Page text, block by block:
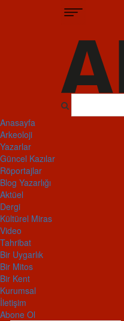
Anasayfa
Arkeoloji
Yazarlar
Güncel Kazılar
Röportajlar
Blog Yazarlığı
Aktüel
Dergi
Kültürel Miras
Video
Tahribat
Bir Uygarlık
Bir Mitos
Bir Kent
Kurumsal
İletişim
Abone Ol